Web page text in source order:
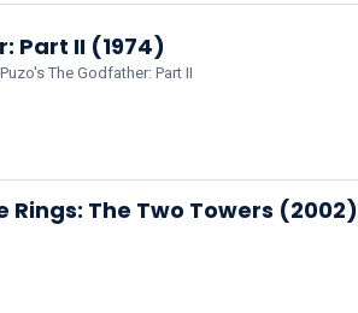
Part II (1974)
The Godfather: Part II
Rings: The Two Towers (2002)